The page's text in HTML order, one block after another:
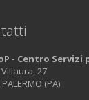
- Centro
27
(PA)